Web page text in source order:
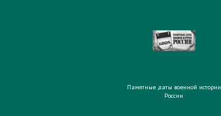
Памятные даты военной истории
России